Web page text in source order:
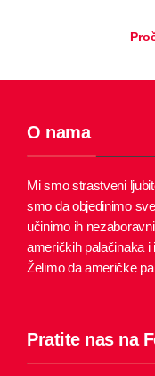
O nama
Mi smo strastveni
smo da objedinimo
učinimo ih
američkih palačinaka i
Želimo da američke
Pratite nas na